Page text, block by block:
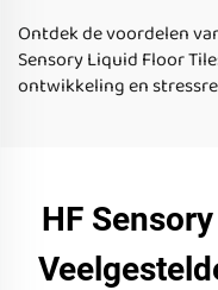
Ontdek de voordelen
Sensory Liquid Floor
ontwikkeling en
HF